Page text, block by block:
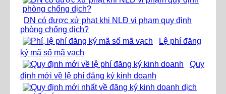
DN có được xử phạt khi NLĐ vi phạm quy định
phòng chống dịch?
Lệ phí đăng
ký mã số mã vạch
Quy
định mới về lệ phí đăng ký kinh doanh